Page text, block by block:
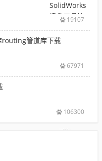
包
载
下
载|
附
件
库
配
SolidWorks
插件工具箱
提高设计效
19107
管道库下载
67971
106300